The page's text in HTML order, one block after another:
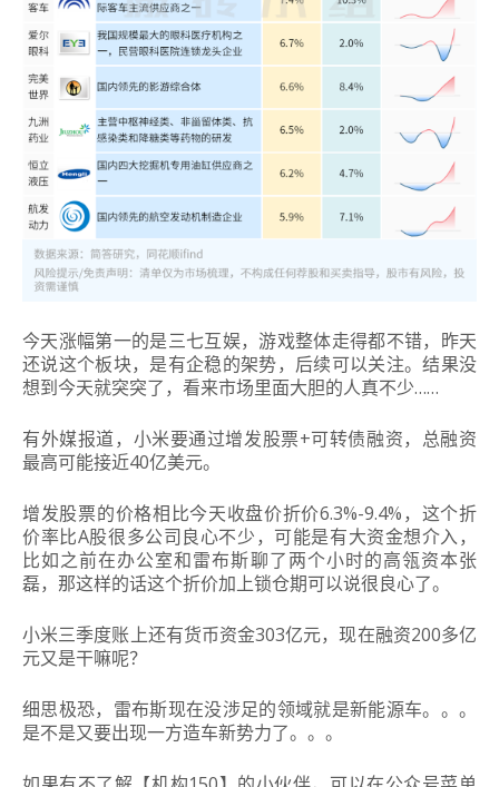
今天涨幅第一的是三七互娱，游戏整体走得都不错，昨天
还说这个板块，是有企稳的架势，后续可以关注。结果没
想到今天就突突了，看来市场里面大胆的人真不少……
有外媒报道，小米要通过增发股票+可转债融资，总融资
最高可能接近40亿美元。
增发股票的价格相比今天收盘价折价6.3%-9.4%，这个折
价率比A股很多公司良心不少， 可能是有大资金想介入，
比如之前在办公室和雷布斯聊了两个小时的高瓴资本张
磊，那这样的话这个折价加上锁仓期可以说很良心了。
小米三季度账上还有货币资金303亿元，现在融资200多亿
元又是干嘛呢？
细思极恐，雷布斯现在没涉足的领域就是新能源车。。。
是不是又要出现一方造车新势力了。。。